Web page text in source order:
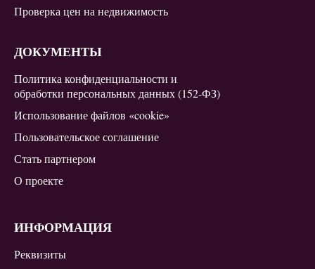
Проверка цен на недвижимость
ДОКУМЕНТЫ
Политика конфиденциальности и
обработки персональных данных (152-ФЗ)
Использование файлов «cookie»
Пользовательское соглашение
Стать партнером
О проекте
ИНФОРМАЦИЯ
Реквизиты